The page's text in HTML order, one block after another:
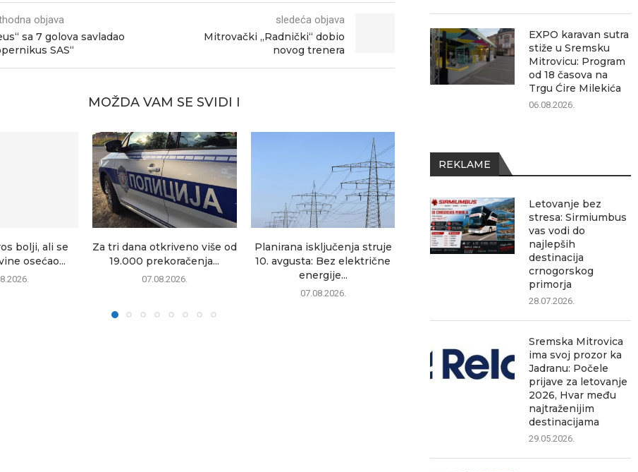
objava
sa 7 golova savladao
SAS“
sledeća objava
Mitrovački „Radnički“ dobio
novog trenera
MOŽDA VAM SE SVIDI I
bolji, ali se
osećao...
Za tri dana otkriveno više od
19.000 prekoračenja...
07.08.2026.
Planirana isključenja struje
10. avgusta: Bez električne
energije...
07.08.2026.
I danas veoma toplo, posle
podne mogući pljuskovi...
EXPO
EXPO karavan sutra
stiže u Sremsku
Mitrovicu: Program
od 18 časova na
Trgu Ćire Milekića
06.08.2026.
REKLAME
Letovanje bez
stresa: Sirmiumbus
vas vodi do
najlepših
destinacija
crnogorskog
primorja
28.07.2026.
Sremska Mitrovica
ima svoj prozor ka
Jadranu: Počele
prijave za letovanje
2026, Hvar među
najtraženijim
destinacijama
29.05.2026.